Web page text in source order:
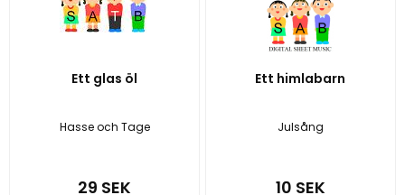
Ett glas öl
Hasse och Tage
29 SEK
Ett himlabarn
Julsång
10 SEK